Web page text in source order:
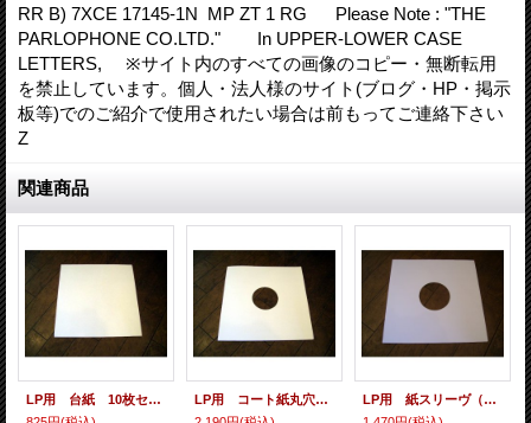
RR B) 7XCE 17145-1N MP ZT 1 RG Please Note : "THE
PARLOPHONE CO.LTD." In UPPER-LOWER CASE
LETTERS, ※サイト内のすべての画像のコピー・無断転用
を禁止しています。個人・法人様のサイト(ブログ・HP・掲示
板等)でのご紹介で使用されたい場合は前もってご連絡下さい
Z
関連商品
LP用 台紙 10枚セット
LP用 コート紙丸穴ジャケ 10枚セット
LP用 紙スリーヴ（レギュラー 四角の角） 10枚セット